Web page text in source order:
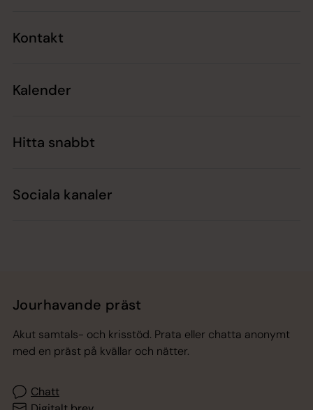
Kontakt
Kalender
Hitta snabbt
Sociala kanaler
Jourhavande präst
Akut samtals- och krisstöd. Prata eller chatta anonymt
med en präst på kvällar och nätter.
Chatt